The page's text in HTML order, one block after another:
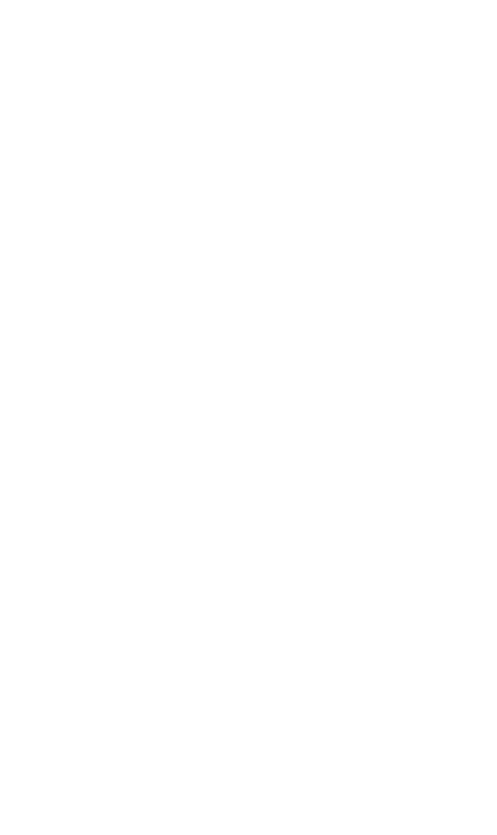
развитие физических качеств занимающихся.
для дальнейшего освоения техники каратэ.
освоения боевого искусства и достижения спортивных
время тренировок одновременно задействуются мышцы
координации и осанки, развитие подвижности,
тренировок улучшается общее физическое